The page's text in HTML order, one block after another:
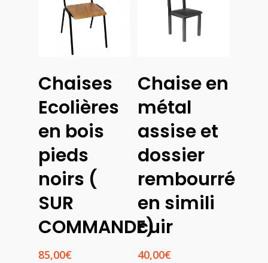
Ajouter
Au
Panier
Chaises
Ecolières
en bois
pieds
noirs (
SUR
COMMANDE)
85,00€
Des
Options
Chaise en
métal
assise et
dossier
rembourré
en simili
cuir
40,00€